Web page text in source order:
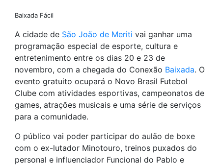
Baixada Fácil
A cidade de São João de Meriti vai ganhar uma
programação especial de esporte, cultura e
entretenimento entre os dias 20 e 23 de
novembro, com a chegada do Conexão Baixada. O
evento gratuito ocupará o Novo Brasil Futebol
Clube com atividades esportivas, campeonatos de
games, atrações musicais e uma série de serviços
para a comunidade.
O público vai poder participar do aulão de boxe
com o ex-lutador Minotouro, treinos puxados do
personal e influenciador Funcional do Pablo e